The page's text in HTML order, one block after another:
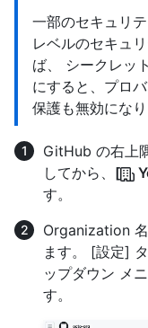
一部のセキュリ
レベルのセキュ
ば、 シークレッ
にすると、プロ
保護も無効になり
GitHub の右上
してから、 [
す。
Organization 名
ます。 [設定]
ップダウン メ
す。